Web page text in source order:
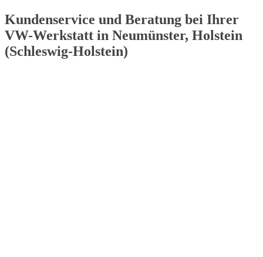
Kundenservice und Beratung bei Ihrer
VW-Werkstatt in Neumünster, Holstein
(Schleswig-Holstein)